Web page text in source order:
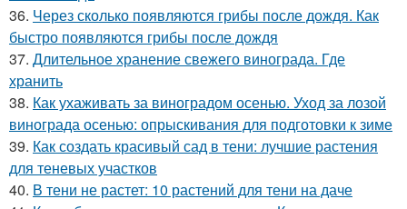
36. Через сколько появляются грибы после дождя. Как
быстро появляются грибы после дождя
37. Длительное хранение свежего винограда. Где
хранить
38. Как ухаживать за виноградом осенью. Уход за лозой
винограда осенью: опрыскивания для подготовки к зиме
39. Как создать красивый сад в тени: лучшие растения
для теневых участков
40. В тени не растет: 10 растений для тени на даче